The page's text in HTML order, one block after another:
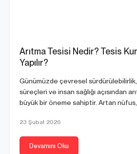
Arıtma Tesisi Nedir? Tesis
Yapılır?
Günümüzde çevresel
süreçleri ve insan sağlığı açısından
büyük bir öneme sahiptir. Artan nüfus,
23 Şubat 2026
Devamını Oku